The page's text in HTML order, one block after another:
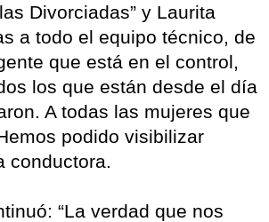
Divorciadas” y Laurita
a todo el equipo técnico, de
que está en el control,
los que están desde el día
A todas las mujeres que
podido visibilizar
“La verdad que nos